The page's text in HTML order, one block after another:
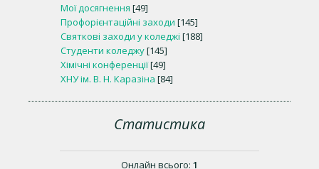
Мої досягнення [49]
Профорієнтаційні заходи [145]
Святкові заходи у коледжі [188]
Студенти коледжу[145]
Хімічні конференції[49]
ХНУ ім. В. Н. Каразіна [84]
Статистика
Онлайн всього: 1